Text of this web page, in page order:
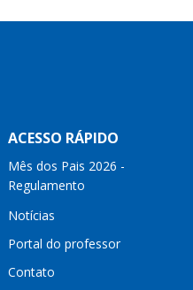
ACESSO RÁPIDO
Mês dos Pais 2026 -
Regulamento
Notícias
Portal do professor
Contato